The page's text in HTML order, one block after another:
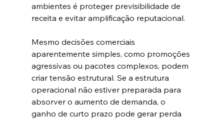
ambientes é proteger previsibilidade de
receita e evitar amplificação reputacional.
Mesmo decisões comerciais
aparentemente simples, como promoções
agressivas ou pacotes complexos, podem
criar tensão estrutural. Se a estrutura
operacional não estiver preparada para
absorver o aumento de demanda, o
ganho de curto prazo pode gerar perda